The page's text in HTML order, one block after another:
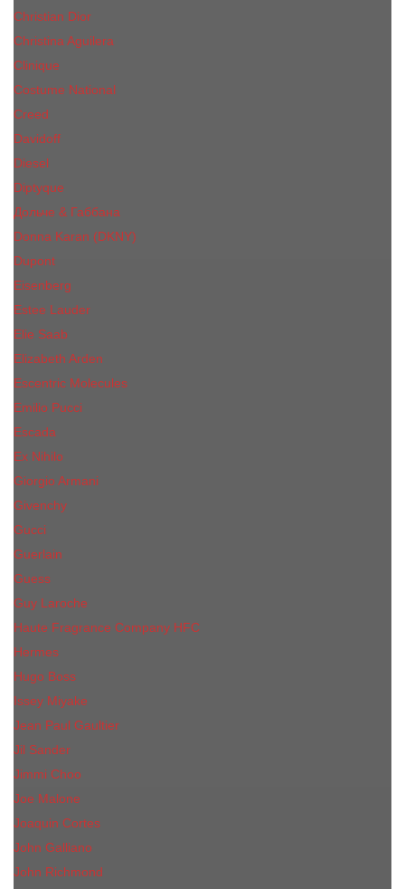
Christian Dior
Christina Aguilera
Сliniquе
Costume National
Creed
Davidoff
Diesel
Diptyque
Дольче & Габбана
Donna Karan (DKNY)
Dupont
Eisenberg
Еsteе Lаudеr
Elie Saab
Elizabeth Arden
Escentric Molecules
Emilio Pucci
Escada
Ex Nihilo
Giorgio Armani
Givenchy
Gucci
Guerlain
Guess
Guy Laroche
Haute Fragrance Company HFC
Hermes
Hugo Boss
Issey Miyake
Jean Paul Gaultier
Jil Sander
Jimmi Choo
Jое Malоnе
Joaquin Cortes
John Galliano
John Richmond